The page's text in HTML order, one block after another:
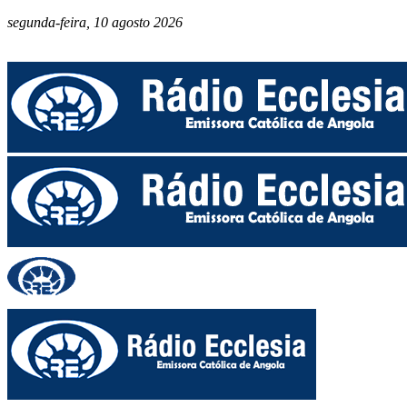
segunda-feira, 10 agosto 2026